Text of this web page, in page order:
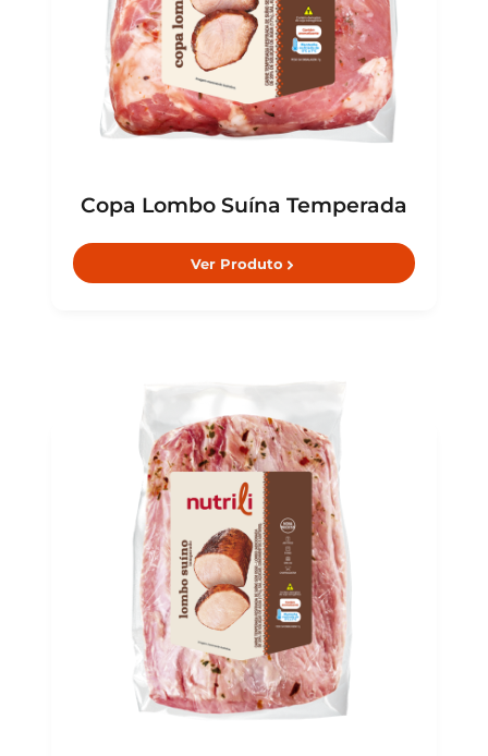
Copa Lombo Suína Temperada
Ver Produto